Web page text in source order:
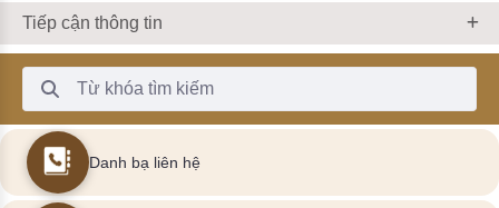
Tiếp cận thông tin
Thanh Tìm kiếm
Danh bạ liên hệ